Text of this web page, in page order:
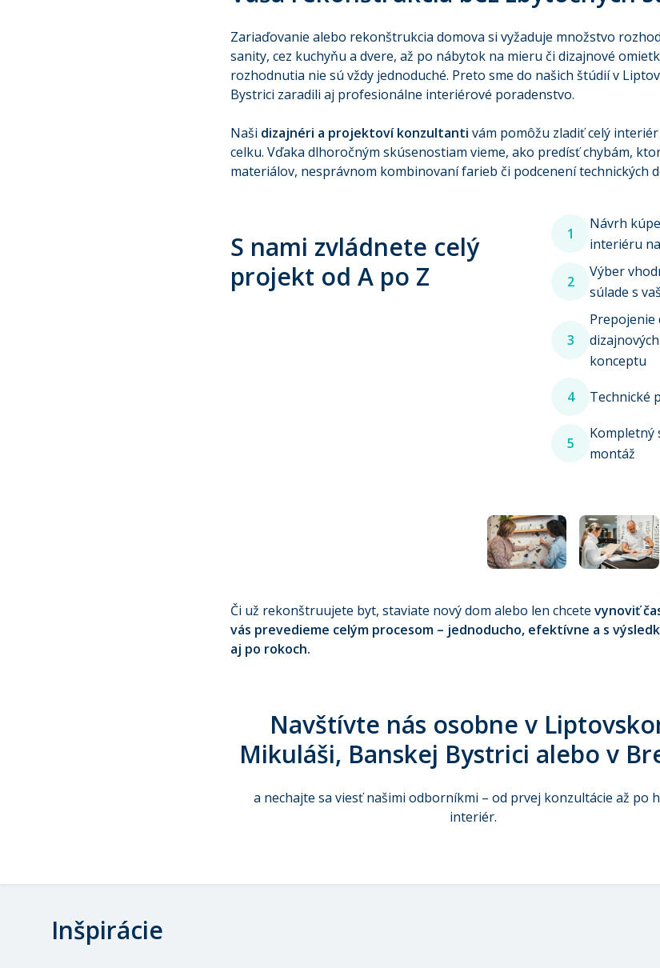
Zariaďovanie alebo rekonštrukcia domova si vyžaduje množstvo
sanity, cez kuchyňu a dvere, až po nábytok na mieru či dizajnové
rozhodnutia nie sú vždy jednoduché. Preto sme do našich štúdií v
Bystrici zaradili aj profesionálne interiérové poradenstvo.
Naši dizajnéri a projektoví konzultanti vám pomôžu zladiť celý
celku. Vďaka dlhoročným skúsenostiam vieme, ako predísť chybám,
materiálov, nesprávnom kombinovaní farieb či podcenení technických
S nami zvládnete celý
projekt od A po Z
1
Návrh
interiéru
2
Výber
súlade s
3
Prepojenie
konceptu
4 Technické
5
Kompletný
montáž
Či už rekonštruujete byt, staviate nový dom alebo len chcete vynoviť
vás prevedieme celým procesom – jednoducho, efektívne a s
aj po rokoch.
Navštívte nás osobne v
Mikuláši, Banskej Bystrici alebo v
a nechajte sa viesť našimi odborníkmi – od prvej konzultácie až po
interiér.
Inšpirácie